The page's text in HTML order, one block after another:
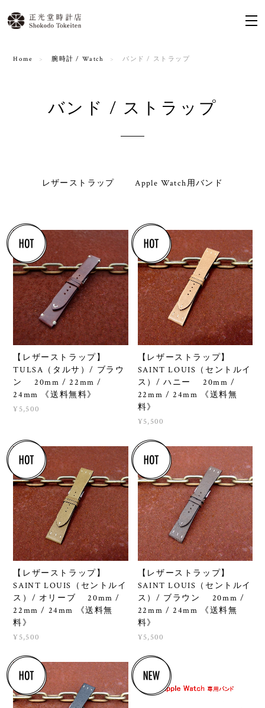
Home 腕時計 / Watch バンド / ストラップ
バンド / ストラップ
レザーストラップ Apple Watch用バンド
【レザーストラップ】
TULSA（タルサ）/ ブラウ
ン 20mm / 22mm /
24mm 《送料無料》
¥5,500
【レザーストラップ】
SAINT LOUIS（セントルイ
ス）/ ハニー 20mm /
22mm / 24mm 《送料無
料》
¥5,500
【レザーストラップ】
SAINT LOUIS（セントルイ
ス）/ オリーブ 20mm /
22mm / 24mm 《送料無
料》
¥5,500
【レザーストラップ】
SAINT LOUIS（セントルイ
ス）/ ブラウン 20mm /
22mm / 24mm 《送料無
料》
¥5,500